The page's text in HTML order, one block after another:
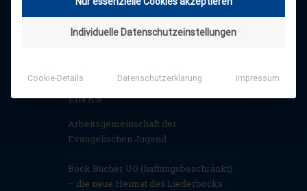
LINKS
Arbeitsgemeinschaft der
Evangelischen Jugend
Bock Bücher UG (haftungsbeschränkt)
– die neue Heimat des Liederbocks
Individuelle Datenschutzeinstellungen
Cookie-Details Datenschutzerklärung Impressum